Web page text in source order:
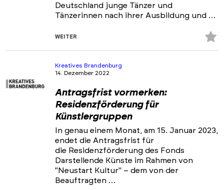
Deutschland junge Tänzer und
Tänzerinnen nach ihrer Ausbildung und …
WEITER
Kreatives Brandenburg
14. Dezember 2022
Antragsfrist vormerken:
Residenzförderung für
Künstlergruppen
In genau einem Monat, am 15. Januar 2023,
endet die Antragsfrist für
die Residenzförderung des Fonds
Darstellende Künste im Rahmen von
"Neustart Kultur" – dem von der
Beauftragten …